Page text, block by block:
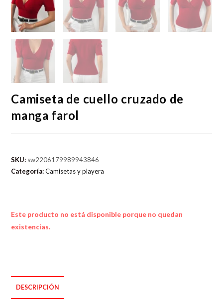
Camiseta de cuello cruzado de
manga farol
SKU: sw2206179989943846
Categoría:Camisetas y playera
Este producto no está disponible porque no quedan
existencias.
DESCRIPCIÓN